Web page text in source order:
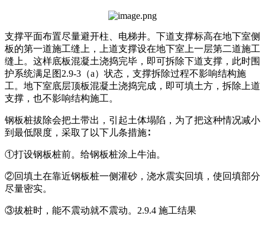
支撑平面布置尽量避开柱、电梯井。下道支撑标高在地下室侧
板的第一道施工缝上，上道支撑设在地下室上一层第二道施工
缝上。这样底板混凝土浇捣完毕，即可拆除下道支撑，此时围
护系统满足图2.9-3（a）状态，支撑拆除过程不影响结构施
工。地下室底层顶板混凝土浇捣完成，即可填土方，拆除上道
支撑，也不影响结构施工。
钢板桩拔除会把土带出，引起土体塌陷，为了把这种情况减小
到最低限度，采取了以下儿条措施∶
①打设钢板桩前。给钢板桩涂上牛油。
②回填土在靠近钢板桩一侧灌砂，浇水震实回填，使回填部分
尽量密实。
③拔桩时，能不震动就不震动。2.9.4 施工结果